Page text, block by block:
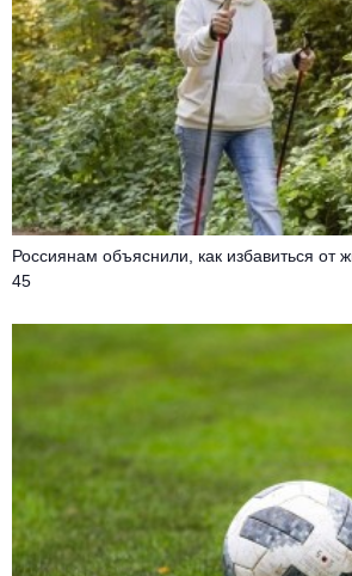
Россиянам объяснили, как избавиться от
45